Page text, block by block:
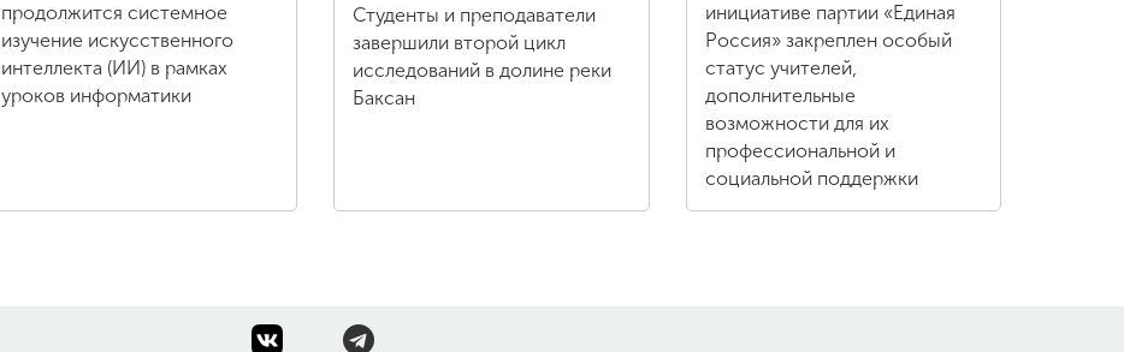
продолжится системное
изучение искусственного
интеллекта (ИИ) в рамках
уроков информатики
Студенты и преподаватели
завершили второй цикл
исследований в долине реки
Баксан
инициативе партии «Единая
Россия» закреплен особый
статус учителей,
дополнительные
возможности для их
профессиональной и
социальной поддержки